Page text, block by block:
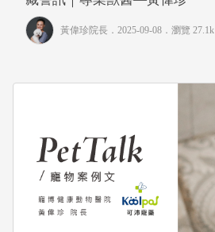
黃偉珍院長 ．2025-09-08． 瀏覽 27.1k